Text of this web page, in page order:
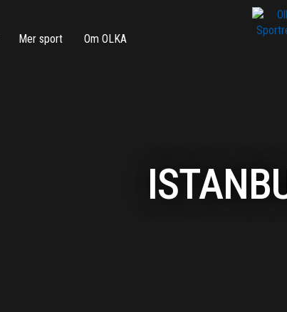
Mer sport Om OLKA